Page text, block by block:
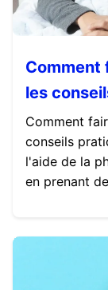
Comment
les
Comment
conseils
l'aide de la
en prenant